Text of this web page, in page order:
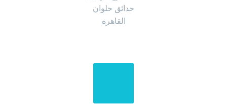
حدائق حلوان
القاهره